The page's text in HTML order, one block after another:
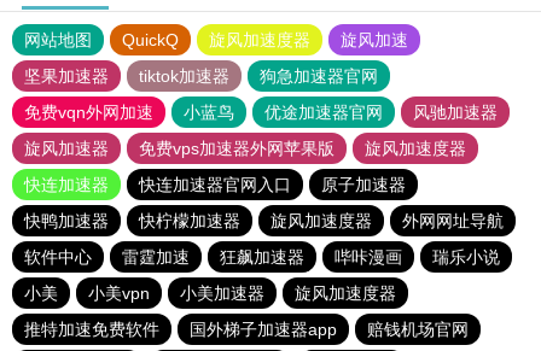
网站地图 QuickQ 旋风加速度器
旋风加速
坚果加速器
tiktok加速器
狗急加速器官网
免费vqn外网加速
小蓝鸟 优途加速器官网
风驰加速器
旋风加速器
免费vps加速器外网苹果版
旋风加速度器
快连加速器
快连加速器官网入口
原子加速器
快鸭加速器
快柠檬加速器 旋风加速度器
外网网址导航
软件中心
雷霆加速 狂飙加速器 哔咔漫画
瑞乐小说
小美
小美vpn 小美加速器
旋风加速度器
推特加速免费软件
国外梯子加速器app
赔钱机场官网